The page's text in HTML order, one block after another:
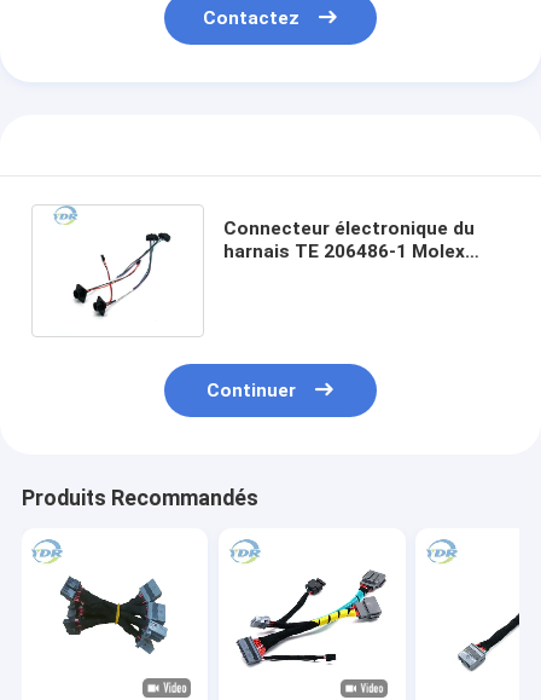
Contactez
Connecteur électronique du
harnais TE 206486-1 Molex
Continuer
Produits Recommandés